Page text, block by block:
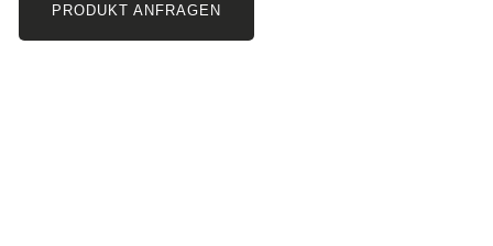
PRODUKT ANFRAGEN